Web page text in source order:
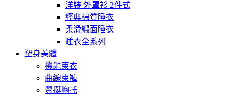
洋裝 外罩衫 2件式
經典棉質睡衣
柔滑緞面睡衣
睡衣全系列
塑身美體
機能束衣
曲線束褲
豐挺胸托